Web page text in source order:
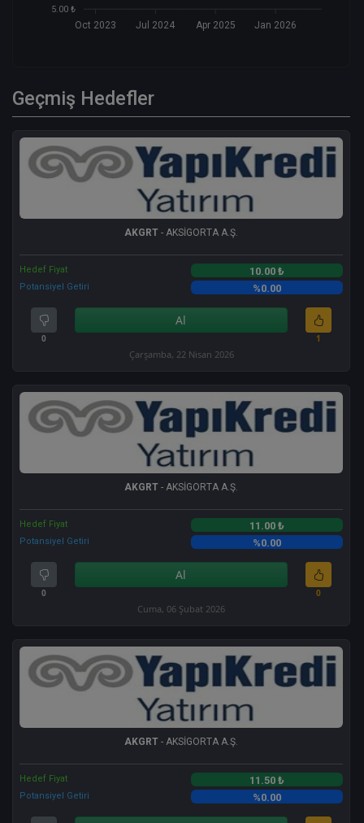
5.00 ₺
Oct 2023 Jul 2024 Apr 2025 Jan 2026
Geçmiş Hedefler
AKGRT - AKSİGORTA A.Ş.
Hedef Fiyat 10.00 ₺
Potansiyel Getiri %0.00
0
Al
1
Çarşamba, 22 Nisan 2026
AKGRT - AKSİGORTA A.Ş.
Hedef Fiyat 11.00 ₺
Potansiyel Getiri %0.00
0
Al
0
Cuma, 06 Şubat 2026
AKGRT - AKSİGORTA A.Ş.
Hedef Fiyat 11.50 ₺
Potansiyel Getiri %0.00